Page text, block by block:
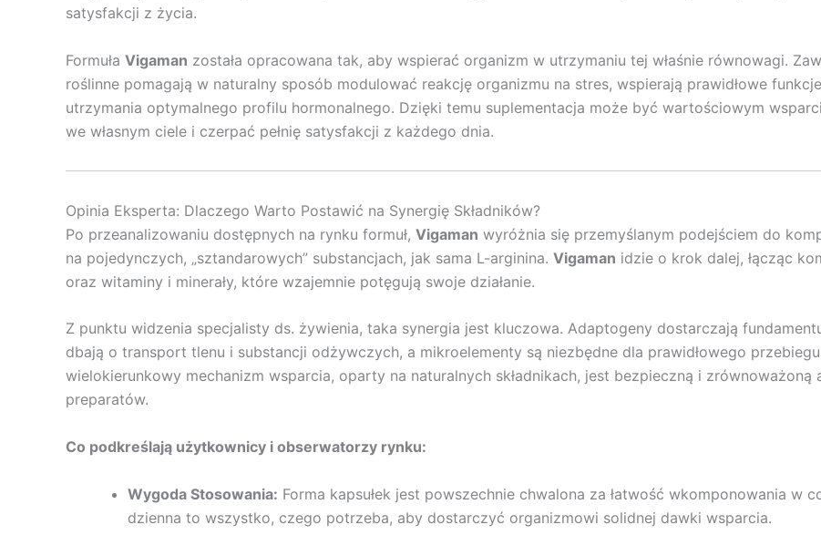
satysfakcji z życia.
Formuła Vigaman została opracowana tak, aby wspierać organizm w utrzymaniu tej właśnie równowagi.
roślinne pomagają w naturalny sposób modulować reakcję organizmu na stres, wspierają prawidłowe
utrzymania optymalnego profilu hormonalnego. Dzięki temu suplementacja może być wartościowym
we własnym ciele i czerpać pełnię satysfakcji z każdego dnia.
Opinia Eksperta: Dlaczego Warto Postawić na Synergię Składników?
Po przeanalizowaniu dostępnych na rynku formuł, Vigaman wyróżnia się przemyślanym podejściem do
na pojedynczych, „sztandarowych” substancjach, jak sama L-arginina. Vigaman idzie o krok dalej, łącząc
oraz witaminy i minerały, które wzajemnie potęgują swoje działanie.
Z punktu widzenia specjalisty ds. żywienia, taka synergia jest kluczowa. Adaptogeny dostarczają
dbają o transport tlenu i substancji odżywczych, a mikroelementy są niezbędne dla prawidłowego
wielokierunkowy mechanizm wsparcia, oparty na naturalnych składnikach, jest bezpieczną i zrównoważoną
preparatów.
Co podkreślają użytkownicy i obserwatorzy rynku:
Wygoda Stosowania: Forma kapsułek jest powszechnie chwalona za łatwość wkomponowania w
dzienna to wszystko, czego potrzeba, aby dostarczyć organizmowi solidnej dawki wsparcia.